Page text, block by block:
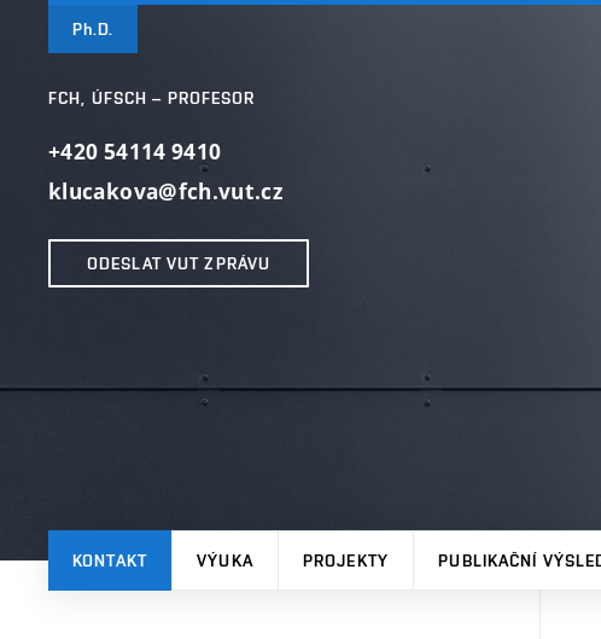
Ph.D.
FCH, ÚFSCH – PROFESOR
+420 54114 9410
klucakova@fch.vut.cz
ODESLAT VUT ZPRÁVU
KONTAKT VÝUKA PROJEKTY PUBLIKAČNÍ